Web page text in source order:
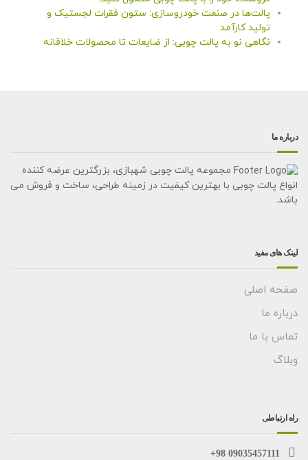
پالت‌ها در صنعت خودروسازی: ستون فقرات لجستیک و
تولید کارآمد
نگاهی نو به پالت چوبی: از ضایعات تا محصولات خلاقانه
درباره ما
مجموعه پالت چوبی شهبازی، بزرگترین عرضه کننده
انواع پالت چوبی با بهترین کیفیت در زمینه طراحی، ساخت و فروش می
باشد.
لینک های مفید
صفحه اصلی
درباره ما
تماس با ما
وبلاگ
راه ارتباطی
09035457111 98+